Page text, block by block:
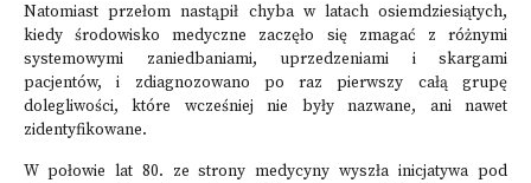
Natomiast przełom nastąpił chyba w latach osiemdziesiątych,
kiedy środowisko medyczne zaczęło się zmagać z różnymi
systemowymi zaniedbaniami, uprzedzeniami i skargami
pacjentów, i zdiagnozowano po raz pierwszy całą grupę
dolegliwości, które wcześniej nie były nazwane, ani nawet
zidentyfikowane.
W połowie lat 80. ze strony medycyny wyszła inicjatywa pod